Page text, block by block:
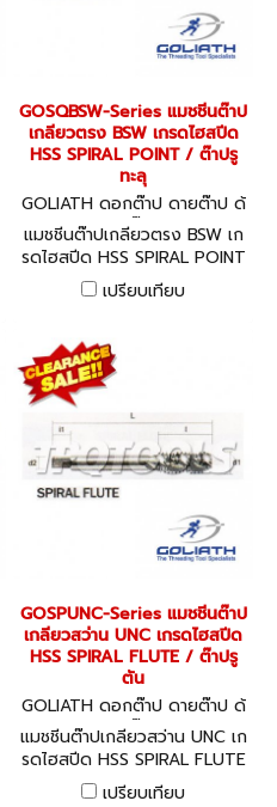
GOSQBSW-Series แมชชีนต๊าป
เกลียวตรง BSW เกรดไฮสปีด
HSS SPIRAL POINT / ต๊าปรู
ทะลุ
GOLIATH ดอกต๊าป ดายต๊าป ด้
ามต๊าป
แมชชีนต๊าปเกลียวตรง BSW เก
รดไฮสปีด HSS SPIRAL POINT
/ ต๊าปรูทะลุ
เปรียบเทียบ
GOSPUNC-Series แมชชีนต๊าป
เกลียวสว่าน UNC เกรดไฮสปีด
HSS SPIRAL FLUTE / ต๊าปรู
ตัน
GOLIATH ดอกต๊าป ดายต๊าป ด้
ามต๊าป
แมชชีนต๊าปเกลียวสว่าน UNC เก
รดไฮสปีด HSS SPIRAL FLUTE
/ ต๊าปรูตัน
เปรียบเทียบ